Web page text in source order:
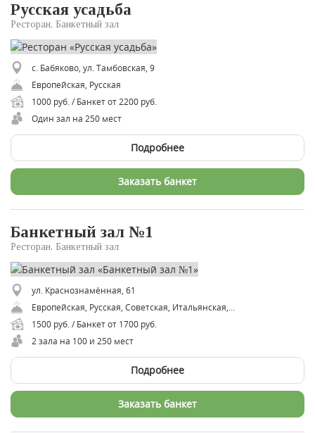
Русская усадьба
Ресторан, Банкетный зал
с. Бабяково, ул. Тамбовская, 9
Европейская, Русская
1000 руб. / Банкет от 2200 руб.
Один зал на 250 мест
Подробнее
Заказать банкет
Банкетный зал №1
Ресторан, Банкетный зал
ул. Краснознамённая, 61
1500 руб. / Банкет от 1700 руб.
2 зала на 100 и 250 мест
Подробнее
Заказать банкет